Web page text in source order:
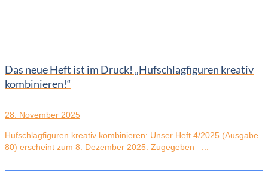
Das neue Heft ist im Druck! „Hufschlagfiguren kreativ
kombinieren!“
28. November 2025
Hufschlagfiguren kreativ kombinieren: Unser Heft 4/2025 (Ausgabe
80) erscheint zum 8. Dezember 2025. Zugegeben –...